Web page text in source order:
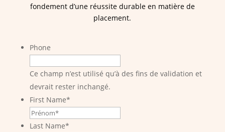
fondement d’une réussite durable en matière de
placement.
Phone
Ce champ n’est utilisé qu’à des fins de validation et
devrait rester inchangé.
First Name*
Last Name*